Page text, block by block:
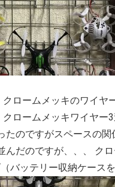
クロームメッキのワイヤ
クロームメッキワイヤー
たのですがスペースの関
んだのですが、、、
ク
バッテリー収納ケースを